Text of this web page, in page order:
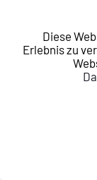
Diese
Erlebnis zu